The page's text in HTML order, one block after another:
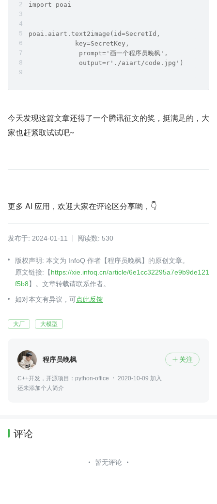
import poai
poai.aiart.text2image(id=SecretId,
            key=SecretKey,
             prompt='画一个程序员晚枫',
             output=r'./aiart/code.jpg')
今天发现这篇文章还得了一个腾讯征文的奖，挺满足的，大
家也赶紧取试试吧~
更多 AI 应用，欢迎大家在评论区分享哟，👇
发布于: 2024-01-11 阅读数: 530
版权声明: 本文为 InfoQ 作者【程序员晚枫】的原创文章。
原文链接:【https://xie.infoq.cn/article/6e1cc32295a7e9b9de121
f5b8】。文章转载请联系作者。
如对本文有异议，可点此反馈
大厂 大模型
程序员晚枫  关注
C++开发，开源项目：python-office
2020-10-09 加入
还未添加个人简介
评论
暂无评论